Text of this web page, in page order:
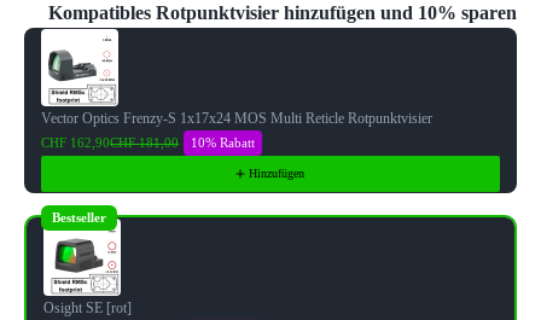
Kompatibles Rotpunktvisier hinzufügen und 10% sparen
Use the Previous and Next buttons to navigate through product
Vector Optics Frenzy-S 1x17x24 MOS Multi Reticle Rotpunktvisier
CHF 162,90CHF 181,00 10% Rabatt
Hinzufügen
Osight SE [rot]
Bestseller